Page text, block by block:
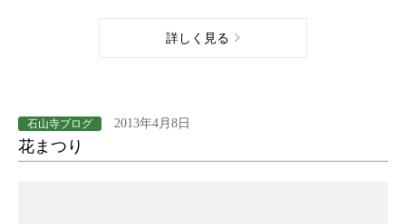
詳しく見る
石山寺ブログ 2013年4月8日
花まつり